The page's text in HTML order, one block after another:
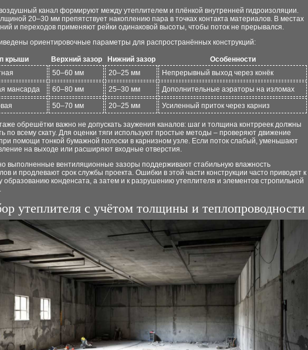
канал формируют между утеплителем и плёнкой внутренней гидроизоляции.
20–30 мм препятствует накоплению пара в точках контакта материалов. В местах
и переходов применяют рейки одинаковой высоты, чтобы поток не прерывался.
ориентировочные параметры для распространённых конструкций:
крыши Верхний зазор Нижний зазор
Особенности
50–60 мм 20–25 мм
Непрерывный выход через конёк
мансарда
60–80 мм 25–30 мм
Дополнительные аэраторы на изломах
50–70 мм 20–25 мм Усиленный приток через карниз
обрешётки важно не допускать заужения каналов: шаг и толщина контрреек должны
по всему скату. Для оценки тяги используют простые методы – проверяют движение
помощи тонкой бумажной полоски в карнизном узле. Если поток слабый, уменьшают
на выходе или расширяют входные отверстия.
выполненные вентиляционные зазоры поддерживают стабильную влажность
и продлевают срок службы проекта. Ошибки в этой части конструкции часто приводят к
образованию конденсата, а затем и к разрушению утеплителя и элементов стропильной
утеплителя с учётом толщины и теплопроводности